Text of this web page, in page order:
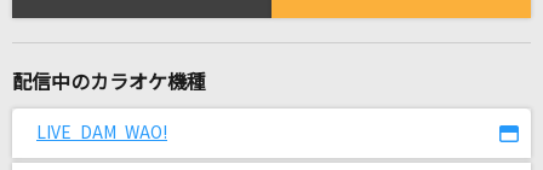
Miscast
配信中のカラオケ機種
LIVE DAM WAO!